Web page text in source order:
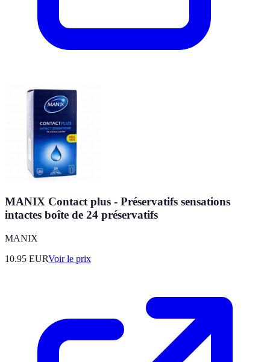
MANIX Contact plus - Préservatifs sensations
intactes boîte de 24 préservatifs
MANIX
10.95 EURVoir le prix